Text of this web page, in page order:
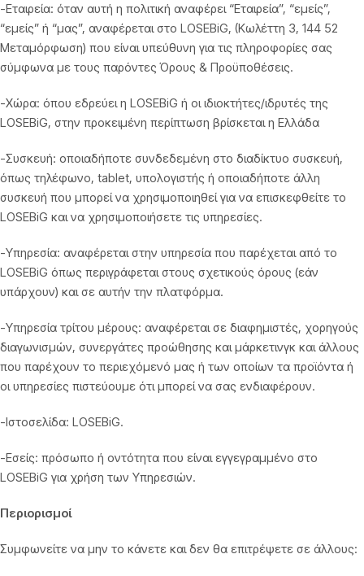
-Εταιρεία: όταν αυτή η πολιτική αναφέρει “Εταιρεία”, “εμείς”,
“εμείς” ή “μας”, αναφέρεται στο LOSEBiG, (Kωλέττη 3, 144 52
Μεταμόρφωση) που είναι υπεύθυνη για τις πληροφορίες σας
σύμφωνα με τους παρόντες Όρους & Προϋποθέσεις.
-Χώρα: όπου εδρεύει η LOSEBiG ή οι ιδιοκτήτες/ιδρυτές της
LOSEBiG, στην προκειμένη περίπτωση βρίσκεται η Ελλάδα
-Συσκευή: οποιαδήποτε συνδεδεμένη στο διαδίκτυο συσκευή,
όπως τηλέφωνο, tablet, υπολογιστής ή οποιαδήποτε άλλη
συσκευή που μπορεί να χρησιμοποιηθεί για να επισκεφθείτε το
LOSEBiG και να χρησιμοποιήσετε τις υπηρεσίες.
-Υπηρεσία: αναφέρεται στην υπηρεσία που παρέχεται από το
LOSEBiG όπως περιγράφεται στους σχετικούς όρους (εάν
υπάρχουν) και σε αυτήν την πλατφόρμα.
-Υπηρεσία τρίτου μέρους: αναφέρεται σε διαφημιστές, χορηγούς
διαγωνισμών, συνεργάτες προώθησης και μάρκετινγκ και άλλους
που παρέχουν το περιεχόμενό μας ή των οποίων τα προϊόντα ή
οι υπηρεσίες πιστεύουμε ότι μπορεί να σας ενδιαφέρουν.
-Ιστοσελίδα: LOSEBiG.
-Εσείς: πρόσωπο ή οντότητα που είναι εγγεγραμμένο στο
LOSEBiG για χρήση των Υπηρεσιών.
Περιορισμοί
Συμφωνείτε να μην το κάνετε και δεν θα επιτρέψετε σε άλλους: